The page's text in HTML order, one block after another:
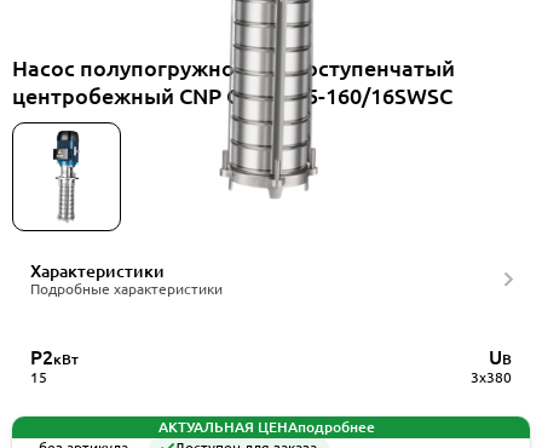
Насос полупогружной многоступенчатый
центробежный CNP CDLKF15-160/16SWSC
Характеристики
Подробные характеристики
P2кВт
15
UВ
3x380
АКТУАЛЬНАЯ ЦЕНАподробнее